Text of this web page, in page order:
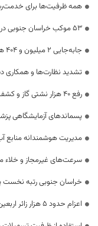
همه ظرفیت‌ها برای
53 موکب خراسان جنوبی در خدمت زائران اربعین
جابه‌جایی 2 میلیون و 404 هزار تن کالا از خراسان جنوبی به سراسر کشور
تشدید نظارت‌ها و همکاری
رفع 40 هزار نشتی گاز و کشف 76 مورد سرقت گاز در چهار ماهه نخست سال
پسماندهای آزمایشگاهی
مدیریت هوشمندانه منابع
سرعت‌های غیرمجاز و خلاء
خراسان جنوبی رتبه نخست
اعزام حدود 5 هزار زائر اربعین از خراسان جنوبی؛ بازگشت‌ها آغاز شد